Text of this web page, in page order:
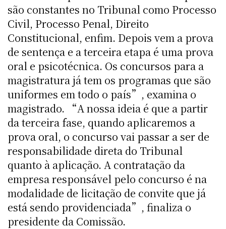
são constantes no Tribunal como Processo
Civil, Processo Penal, Direito
Constitucional, enfim. Depois vem a prova
de sentença e a terceira etapa é uma prova
oral e psicotécnica. Os concursos para a
magistratura já tem os programas que são
uniformes em todo o país”, examina o
magistrado. “A nossa ideia é que a partir
da terceira fase, quando aplicaremos a
prova oral, o concurso vai passar a ser de
responsabilidade direta do Tribunal
quanto à aplicação. A contratação da
empresa responsável pelo concurso é na
modalidade de licitação de convite que já
está sendo providenciada”, finaliza o
presidente da Comissão.